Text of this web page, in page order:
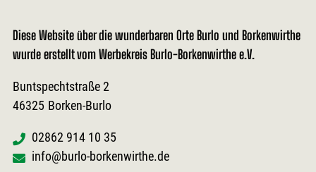
Diese Website über die wunderbaren Orte Burlo und Borkenwirthe
wurde erstellt vom Werbekreis Burlo-Borkenwirthe e.V.
Buntspechtstraße 2
46325 Borken-Burlo
02862 914 10 35
info@burlo-borkenwirthe.de